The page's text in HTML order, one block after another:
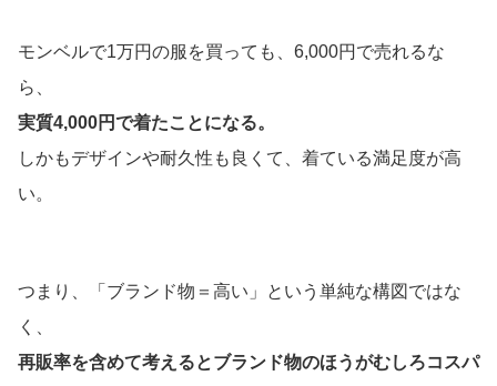
モンベルで1万円の服を買っても、6,000円で売れるな
ら、
実質4,000円で着たことになる。
しかもデザインや耐久性も良くて、着ている満足度が高
い。
つまり、「ブランド物＝高い」という単純な構図ではな
く、
再販率を含めて考えるとブランド物のほうがむしろコスパ